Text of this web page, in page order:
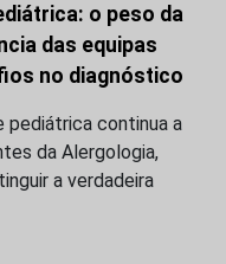
o peso da
das equipas
no diagnóstico
pediátrica continua a
da Alergologia,
a verdadeira